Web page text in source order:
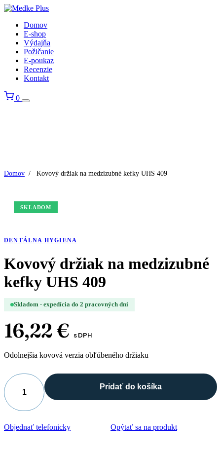
Domov
E-shop
Výdajňa
Požičanie
E-poukaz
Recenzie
Kontakt
0
Domov / Kovový držiak na medzizubné kefky UHS 409
SKLADOM
DENTÁLNA HYGIENA
Kovový držiak na medzizubné
kefky UHS 409
Skladom · expedícia do 2 pracovných dní
16,22€ s DPH
Odolnejšia kovová verzia obľúbeného držiaku
množstvo
Kovový
držiak
na
medzizubné
Pridať do košíka
Objednať telefonicky Opýtať sa na produkt